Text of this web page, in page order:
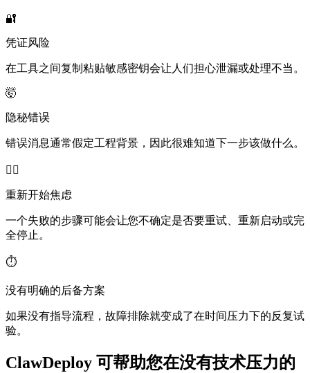
🔐
凭证风险
在工具之间复制粘贴敏感密钥会让人们担心泄漏或处理不当。
🤯
隐秘错误
错误消息通常假定工程背景，因此很难知道下一步该做什么。
😵‍💫
重新开始焦虑
一个失败的步骤可能会让您不确定是否要重试、重新启动或完
全停止。
⏱️
没有明确的后备方案
如果没有指导流程，故障排除就变成了在时间压力下的反复试
验。
ClawDeploy 可帮助您在没有技术压力的